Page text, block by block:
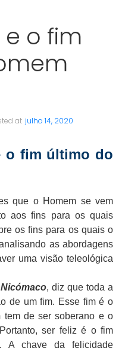
o fim
at julho 14, 2020
o fim último do
que o Homem se vem
aos fins para os quais
os fins para os quais o
as abordagens
uma visão teleológica
, diz que toda a
de um fim. Esse fim é o
tem de ser soberano e o
ser feliz é o fim
A chave da felicidade